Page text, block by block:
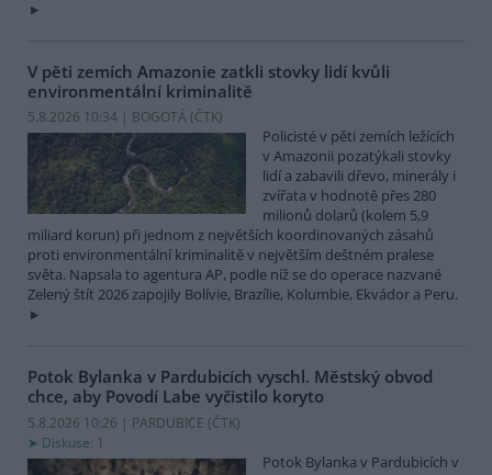
V pěti zemích Amazonie zatkli stovky lidí kvůli
environmentální kriminalitě
5.8.2026 10:34 | BOGOTÁ (ČTK)
Policisté v pěti zemích ležících
v Amazonii pozatýkali stovky
lidí a zabavili dřevo, minerály i
zvířata v hodnotě přes 280
milionů dolarů (kolem 5,9
miliard korun) při jednom z největších koordinovaných zásahů
proti environmentální kriminalitě v největším deštném pralese
světa. Napsala to agentura AP, podle níž se do operace nazvané
Zelený štít 2026 zapojily Bolívie, Brazílie, Kolumbie, Ekvádor a Peru.
Potok Bylanka v Pardubicích vyschl. Městský obvod
chce, aby Povodí Labe vyčistilo koryto
5.8.2026 10:26 | PARDUBICE (ČTK)
Diskuse: 1
Potok Bylanka v Pardubicích v